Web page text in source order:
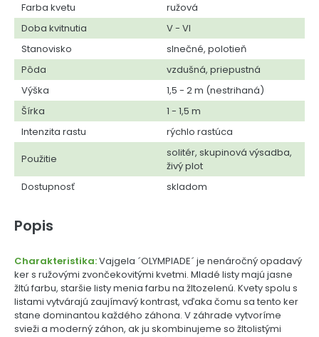
Farba kvetu
ružová
Doba kvitnutia
V - VI
Stanovisko
slnečné, polotieň
Pôda
vzdušná, priepustná
Výška
1,5 - 2 m (nestrihaná)
Šírka
1 - 1,5 m
Intenzita rastu
rýchlo rastúca
Použitie
solitér, skupinová výsadba,
živý plot
Dostupnosť
skladom
Popis
Charakteristika:Vajgela ´OLYMPIADE´ je nenáročný opadavý
ker s ružovými zvončekovitými kvetmi. Mladé listy majú jasne
žltú farbu, staršie listy menia farbu na žltozelenú. Kvety spolu s
listami vytvárajú zaujímavý kontrast, vďaka čomu sa tento ker
stane dominantou každého záhona. V záhrade vytvoríme
svieži a moderný záhon, ak ju skombinujeme so žltolistými